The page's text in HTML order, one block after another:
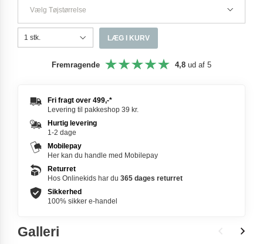
Vælg Tøjstørrelse
LÆG I KURV
Fremragende 4,8 ud af 5
Fri fragt over 499,-*
Levering til pakkeshop 39 kr.
Hurtig levering
1-2 dage
Mobilepay
Her kan du handle med Mobilepay
Returret
Hos Onlinekids har du 365 dages returret
Sikkerhed
100% sikker e-handel
Galleri